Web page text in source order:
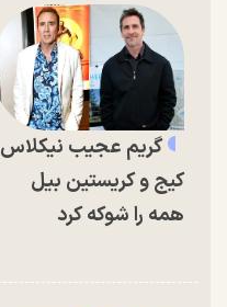
گریم عجیب نیکلاس
کیج و کریستین بیل
همه را شوکه کرد